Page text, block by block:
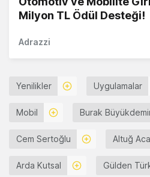
Milyon TL Ödül Desteği!
Adrazzi
Yenilikler Uygulamalar
Mobil Burak
Cem Sertoğlu Altuğ
Arda Kutsal Gülden